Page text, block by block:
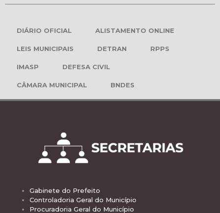
DIÁRIO OFICIAL ALISTAMENTO ONLINE
LEIS MUNICIPAIS DETRAN RPPS
IMASP DEFESA CIVIL
CÂMARA MUNICIPAL BNDES
Gabinete do Prefeito
Controladoria Geral do Município
Procuradoria Geral do Município